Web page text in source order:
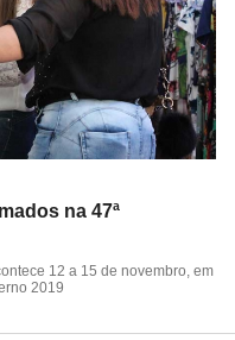
na 47ª
12 a 15 de novembro, em
2019